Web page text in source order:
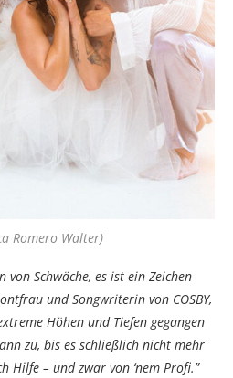
Romero Walter)
von Schwäche, es ist ein Zeichen
und Songwriterin von COSBY,
Höhen und Tiefen gegangen
zu, bis es schließlich nicht mehr
Hilfe – und zwar von ‘nem Profi.”